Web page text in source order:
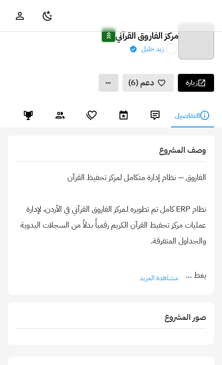
مركز الفاروق القرآني
زيد خليل
زيارة دعم (6)
التفاصيل
وصف المشروع
نظام ERP كامل تم تطويره لـمركز الفاروق القرآني في الأردن، لإدارة
عمليات مركز تحفيظ القرآن الكريم رقمياً بدلاً من السجلات اليدوية
يغط ... مشاهدة المزيد
صور المشروع